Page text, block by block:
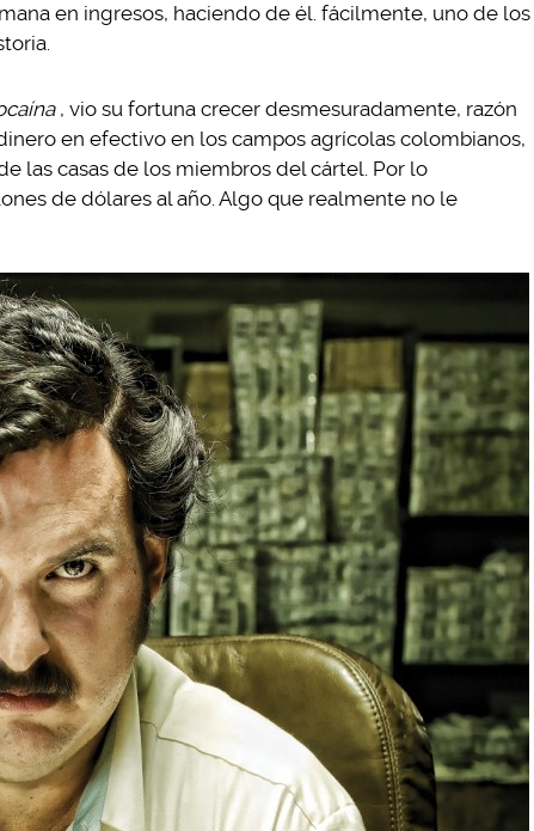
en ingresos, haciendo de él. fácilmente, uno de los
, vio su fortuna crecer desmesuradamente, razón
en efectivo en los campos agrícolas colombianos,
las casas de los miembros del cártel. Por lo
de dólares al año. Algo que realmente no le